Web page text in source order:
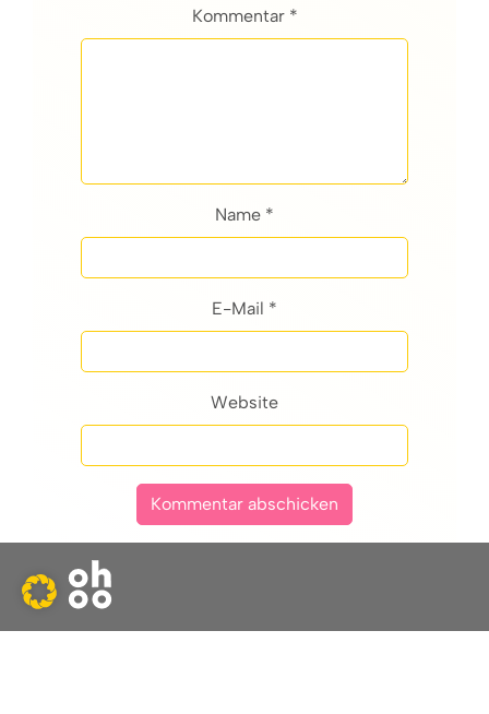
Kommentar *
Name *
E-Mail *
Website
Was macht ohoo?